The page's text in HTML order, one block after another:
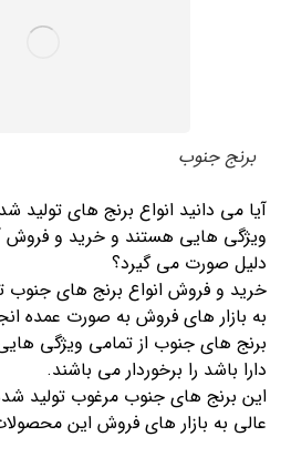
برنج جنوب
آیا می دانید انواع برنج های تولید
ویژگی هایی هستند و خرید و فروش
دلیل صورت می گیرد؟
خرید و فروش انواع برنج های
به بازار های فروش به صورت عمده
برنج های جنوب از تمامی ویژگی
دارا باشد را برخوردار می باشند.
این برنج های جنوب مرغوب تولید
عالی به بازار های فروش این